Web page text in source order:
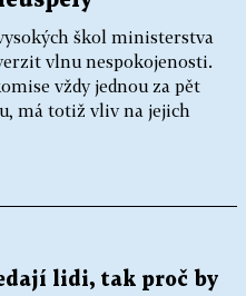
škol ministerstva
vlnu nespokojenosti.
vždy jednou za pět
má totiž vliv na jejich
lidi, tak proč by